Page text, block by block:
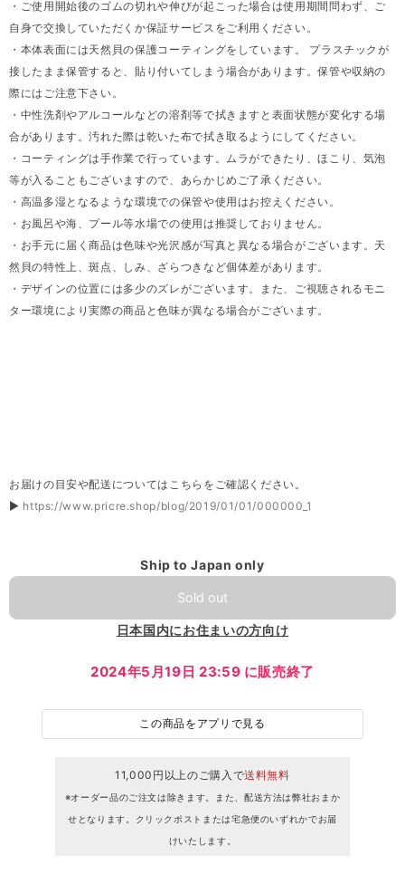
・ご使用開始後のゴムの切れや伸びが起こった場合は使用期間問わず、ご
自身で交換していただくか保証サービスをご利用ください。
・本体表面には天然貝の保護コーティングをしています。 プラスチックが
接したまま保管すると、貼り付いてしまう場合があります。保管や収納の
際にはご注意下さい。
・中性洗剤やアルコールなどの溶剤等で拭きますと表面状態が変化する場
合があります。汚れた際は乾いた布で拭き取るようにしてください。
・コーティングは手作業で行っています。ムラができたり、ほこり、気泡
等が入ることもございますので、あらかじめご了承ください。
・高温多湿となるような環境での保管や使用はお控えください。
・お風呂や海、プール等水場での使用は推奨しておりません。
・お手元に届く商品は色味や光沢感が写真と異なる場合がございます。天
然貝の特性上、斑点、しみ、ざらつきなど個体差があります。
・デザインの位置には多少のズレがございます。また、ご視聴されるモニ
ター環境により実際の商品と色味が異なる場合がございます。
お届けの目安や配送についてはこちらをご確認ください。
▶ https://www.pricre.shop/blog/2019/01/01/000000_1
Ship to Japan only
Sold out
日本国内にお住まいの方向け
2024年5月19日 23:59 に販売終了
この商品をアプリで見る
11,000円以上のご購入で送料無料
※オーダー品のご注文は除きます。また、配送方法は弊社おまか
せとなります。クリックポストまたは宅急便のいずれかでお届
けいたします。